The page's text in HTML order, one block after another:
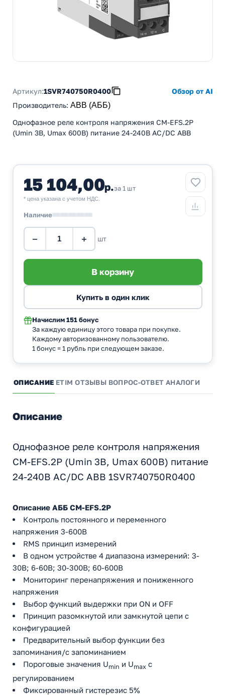
Артикул:1SVR740750R0400
Обзор от AI
Производитель: ABB (АББ)
Однофазное реле контроля напряжения CM-EFS.2P
(Umin 3В, Umax 600В) питание 24-240В AC/DC ABB
15 104,00р.за 1 шт
* цена указана с учетом НДС.
Наличие
− + шт
Начислим 151 бонус
За каждую единицу этого товара при покупке.
Каждому авторизованному пользователю.
1 бонус = 1 рубль при следующем заказе.
ОПИСАНИЕ ETIM ОТЗЫВЫ ВОПРОС-ОТВЕТ АНАЛОГИ
Описание
Однофазное реле контроля напряжения
CM-EFS.2P (Umin 3В, Umax 600В) питание
24-240В AC/DC ABB 1SVR740750R0400
Описание АББ CM-EFS.2P
Контроль постоянного и переменного
напряжения 3-600В
RMS принцип измерений
В одном устройстве 4 диапазона измерений: 3-
30В; 6-60В; 30-300В; 60-600В
Мониторинг перенапряжения и пониженного
напряжения
Выбор функций выдержки при ON и OFF
Принцип разомкнутой или замкнутой цепи с
конфигурацией
Предварительный выбор функции без
запоминания/с запоминанием
Пороговые значения Umin и Umax с
регулированием
Фиксированный гистерезис 5%